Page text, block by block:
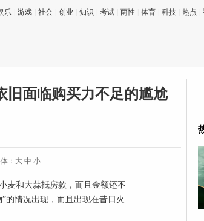
乐 游戏 社会 创业 知识 考试 两性 体育 科技 热点
旧面临购买力不足的尴尬
： 大 中 小
麦和大蒜抵房款，而且金额还不
的情况出现，而且出现在昔日火